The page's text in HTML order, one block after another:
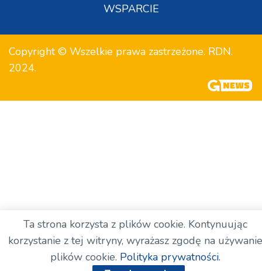
WSPARCIE
Copyright © Wszelkie prawa zastrzeżone. RDN.
2024.
Ta strona korzysta z plików cookie. Kontynuując
korzystanie z tej witryny, wyrażasz zgodę na używanie
plików cookie. Polityka prywatności.